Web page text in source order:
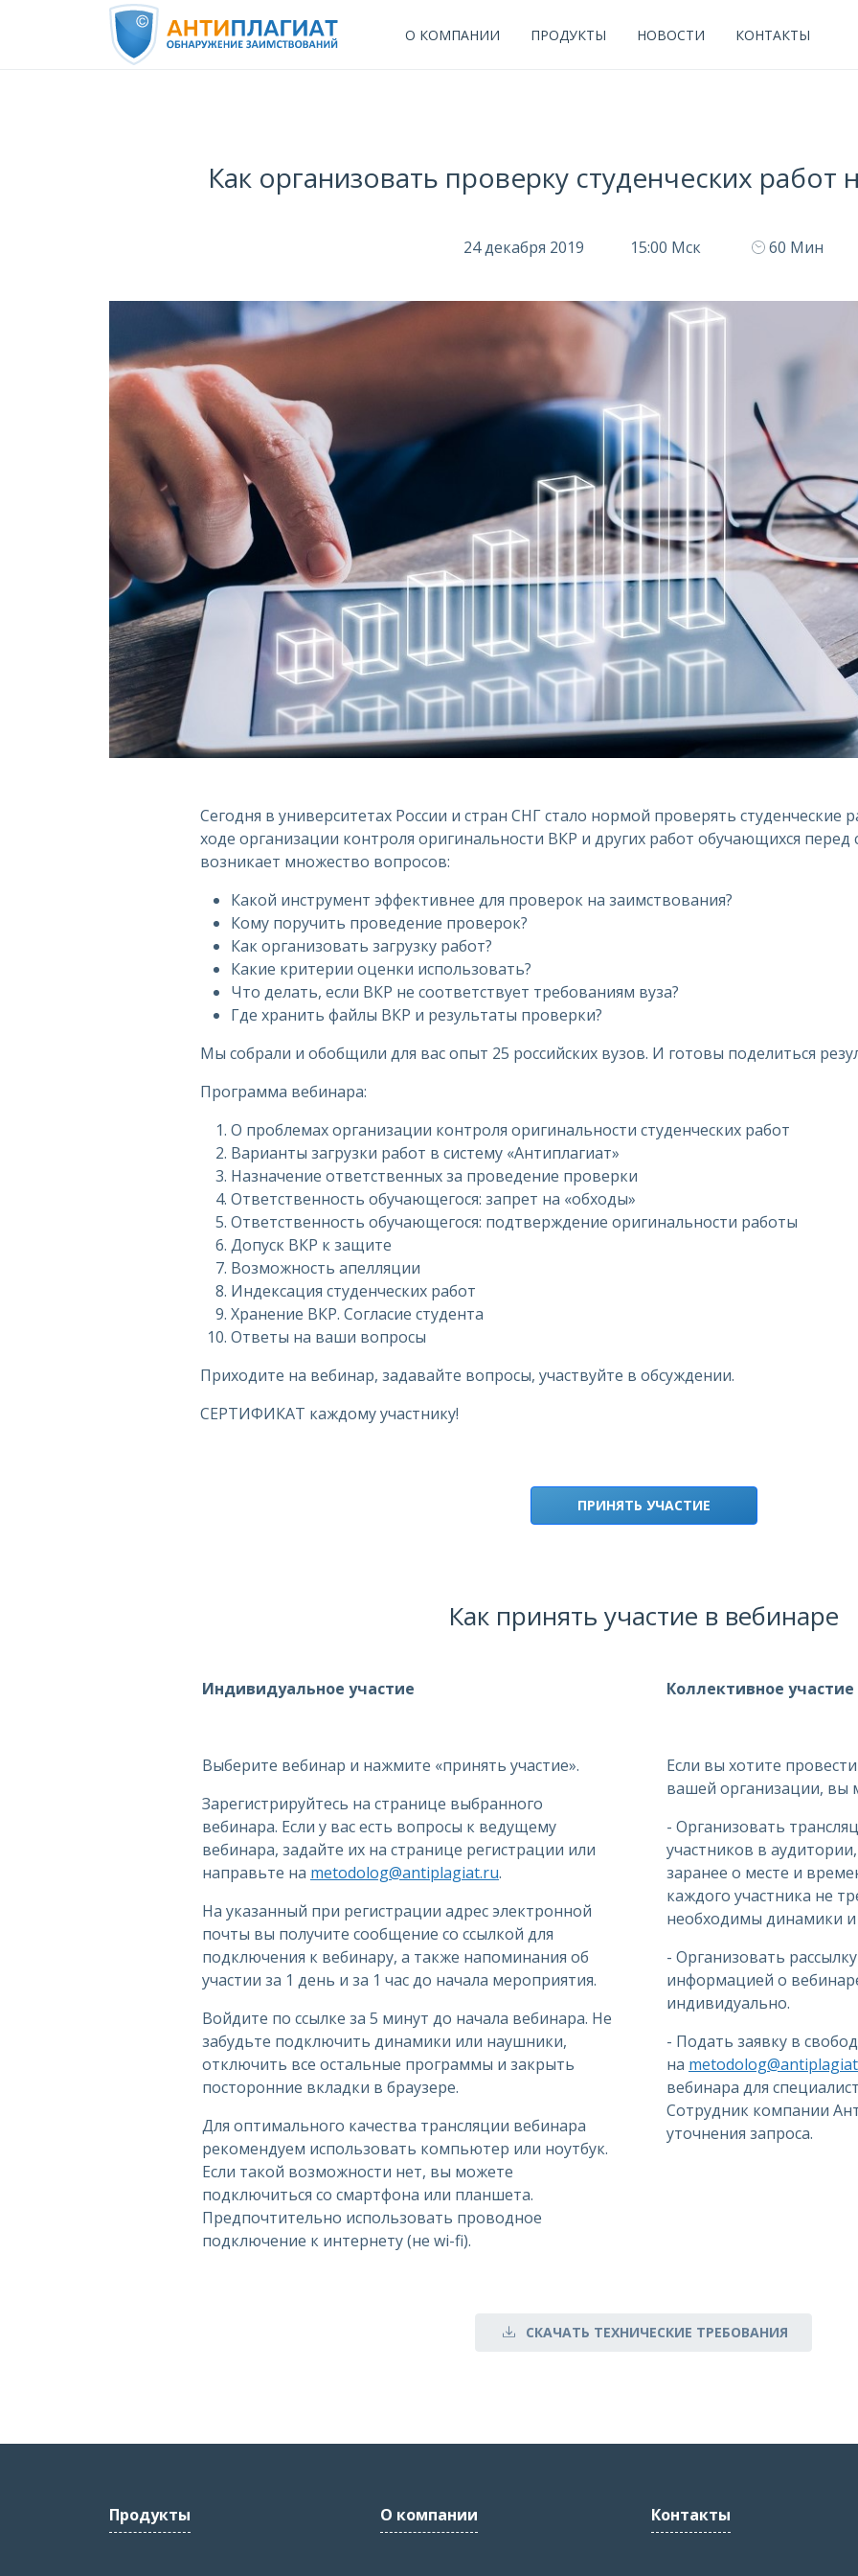
О КОМПАНИИ ПРОДУКТЫ НОВОСТИ КОНТАКТЫ
Как организовать проверку студенческих работ
24 декабря 2019 15:00 Мск 60 Мин
Сегодня в университетах России и стран СНГ стало нормой проверять студенческие
ходе организации контроля оригинальности ВКР и других работ обучающихся перед
возникает множество вопросов:
Какой инструмент эффективнее для проверок на заимствования?
Кому поручить проведение проверок?
Как организовать загрузку работ?
Какие критерии оценки использовать?
Что делать, если ВКР не соответствует требованиям вуза?
Где хранить файлы ВКР и результаты проверки?
Мы собрали и обобщили для вас опыт 25 российских вузов. И готовы поделиться
Программа вебинара:
О проблемах организации контроля оригинальности студенческих работ
Варианты загрузки работ в систему «Антиплагиат»
Назначение ответственных за проведение проверки
Ответственность обучающегося: запрет на «обходы»
Ответственность обучающегося: подтверждение оригинальности работы
Допуск ВКР к защите
Возможность апелляции
Индексация студенческих работ
Хранение ВКР. Согласие студента
Ответы на ваши вопросы
Приходите на вебинар, задавайте вопросы, участвуйте в обсуждении.
СЕРТИФИКАТ каждому участнику!
ПРИНЯТЬ УЧАСТИЕ
Как принять участие в вебинаре
Индивидуальное участие
Выберите вебинар и нажмите «принять участие».
Зарегистрируйтесь на странице выбранного
вебинара. Если у вас есть вопросы к ведущему
вебинара, задайте их на странице регистрации или
направьте на metodolog@antiplagiat.ru.
На указанный при регистрации адрес электронной
почты вы получите сообщение со ссылкой для
подключения к вебинару, а также напоминания об
участии за 1 день и за 1 час до начала мероприятия.
Войдите по ссылке за 5 минут до начала вебинара. Не
забудьте подключить динамики или наушники,
отключить все остальные программы и закрыть
посторонние вкладки в браузере.
Для оптимального качества трансляции вебинара
рекомендуем использовать компьютер или ноутбук.
Если такой возможности нет, вы можете
подключиться со смартфона или планшета.
Предпочтительно использовать проводное
подключение к интернету (не wi-fi).
Коллективное участие
Если вы хотите
вашей организации, вы
- Организовать
участников в
заранее о месте и
каждого участника не
необходимы динамики
- Организовать
информацией о
индивидуально.
- Подать заявку в
на
вебинара для
Сотрудник компании
уточнения запроса.
СКАЧАТЬ ТЕХНИЧЕСКИЕ ТРЕБОВАНИЯ
Продукты О компании Контакты